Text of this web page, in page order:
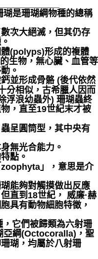
是珊瑚綱物種的總稱
次大絕滅，但其仍存
體(polyps)形成的複體
生物，無心臟、血管等
。
並形成骨骼 (後代依然
分相似，古希臘人因而
浮浪幼蟲外) 珊瑚蟲終
，直至19世紀末才被
呈圓筒型，其中央有
無光合能力。
點。
」，意思是介
能夠對觸摸做出反應
直到18世紀， 威廉·赫
具有動物細胞特徵，
它們被歸類為六射珊
亞綱(Octocoralla)，聖
瑚，均屬於八射珊